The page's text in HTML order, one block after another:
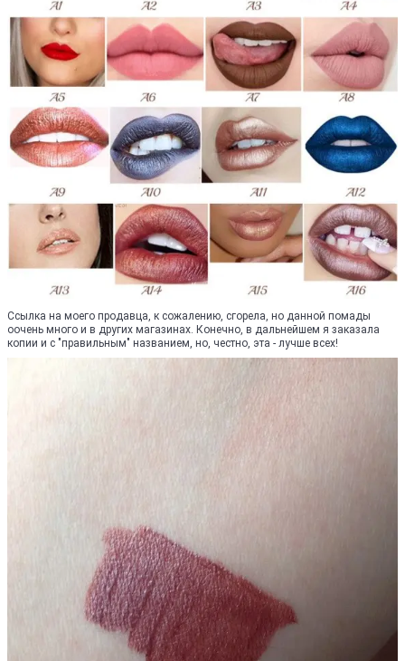
Ссылка на моего продавца, к сожалению, сгорела, но данной помады
оочень много и в других магазинах. Конечно, в дальнейшем я заказала
копии и с "правильным" названием, но, честно, эта - лучше всех!